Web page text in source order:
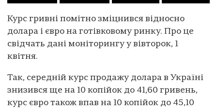
Курс гривні помітно зміцнився відносно
долара і євро на готівковому ринку. Про це
свідчать дані моніторингу у вівторок, 1
квітня.
Так, середній курс продажу долара в Україні
знизився ще на 10 копійок до 41,60 гривень,
курс євро також впав на 10 копійок до 45,10